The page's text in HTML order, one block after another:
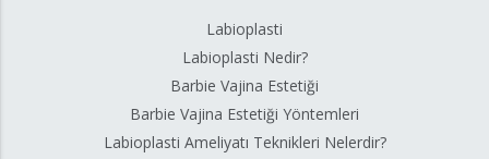
Labioplasti
Labioplasti Nedir?
Barbie Vajina Estetiği
Barbie Vajina Estetiği Yöntemleri
Labioplasti Ameliyatı Teknikleri Nelerdir?